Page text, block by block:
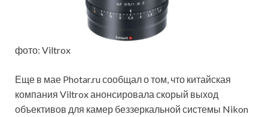
фото: Viltrox
Еще в мае Photar.ru сообщал о том, что китайская
компания Viltrox анонсировала скорый выход
объективов для камер беззеркальной системы Nikon